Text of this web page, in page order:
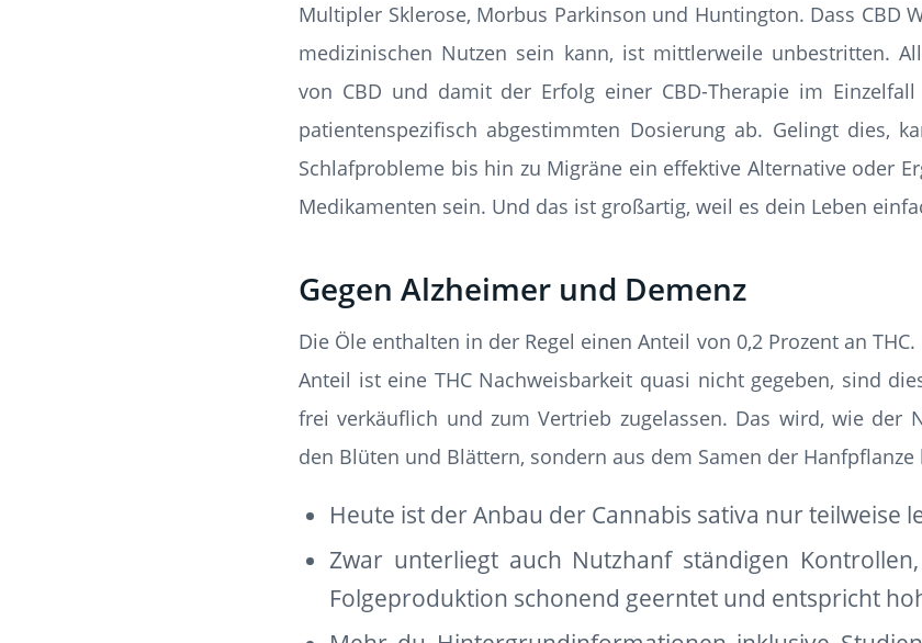
Multipler Sklerose, Morbus Parkinson und Huntington. Dass CBD
medizinischen Nutzen sein kann, ist mittlerweile unbestritten.
von CBD und damit der Erfolg einer CBD-Therapie im
patientenspezifisch abgestimmten Dosierung ab. Gelingt dies,
Schlafprobleme bis hin zu Migräne ein effektive Alternative oder
Medikamenten sein. Und das ist großartig, weil es dein Leben
Gegen Alzheimer und Demenz
Die Öle enthalten in der Regel einen Anteil von 0,2 Prozent an
Anteil ist eine THC Nachweisbarkeit quasi nicht gegeben, sind
frei verkäuflich und zum Vertrieb zugelassen. Das wird, wie der
den Blüten und Blättern, sondern aus dem Samen der Hanfpflanze
Heute ist der Anbau der Cannabis sativa nur teilweise
Zwar unterliegt auch Nutzhanf ständigen
Folgeproduktion schonend geerntet und entspricht